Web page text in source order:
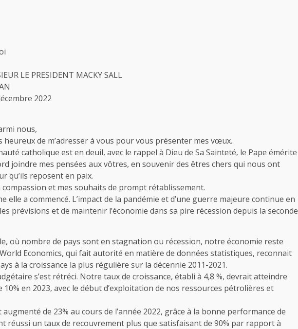
LE PRESIDENT MACKY SALL
2022
nous,
heureux de m’adresser à vous pour vous présenter mes vœux.
catholique est en deuil, avec le rappel à Dieu de Sa Sainteté, le Pape émérite
joindre mes pensées aux vôtres, en souvenir des êtres chers qui nous ont
qu’ils reposent en paix.
compassion et mes souhaits de prompt rétablissement.
elle a commencé. L’impact de la pandémie et d’une guerre majeure continue en
prévisions et de maintenir l’économie dans sa pire récession depuis la seconde
où nombre de pays sont en stagnation ou récession, notre économie reste
Economics, qui fait autorité en matière de données statistiques, reconnait
à la croissance la plus régulière sur la décennie 2011-2021.
s’est rétréci. Notre taux de croissance, établi à 4,8 %, devrait atteindre
en 2023, avec le début d’exploitation de nos ressources pétrolières et
de 23% au cours de l’année 2022, grâce à la bonne performance de
réussi un taux de recouvrement plus que satisfaisant de 90% par rapport à